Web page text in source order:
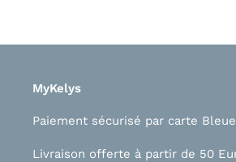
MyKelys
Paiement sécurisé par carte
Livraison offerte à partir de 50